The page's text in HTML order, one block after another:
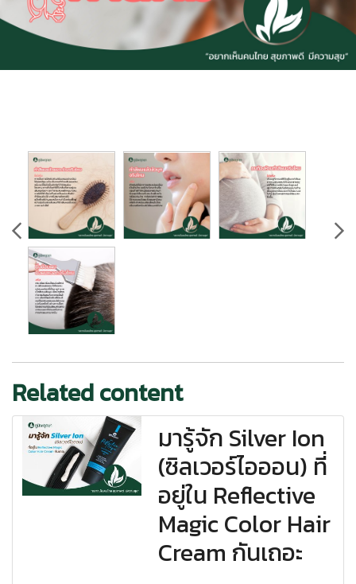
Related content
มารู้จัก Silver Ion
(ซิลเวอร์ไอออน) ที่
อยู่ใน Reflective
Magic Color Hair
Cream กันเถอะ